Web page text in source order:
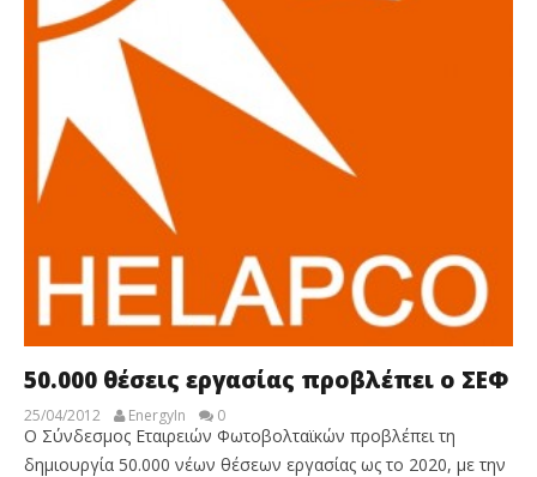
50.000 θέσεις εργασίας προβλέπει ο ΣΕΦ
25/04/2012 EnergyIn 0
Ο Σύνδεσμος Εταιρειών Φωτοβολταϊκών προβλέπει τη
δημιουργία 50.000 νέων θέσεων εργασίας ως το 2020, με την